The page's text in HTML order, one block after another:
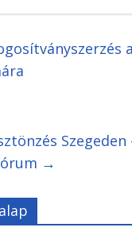
Szegeden
→